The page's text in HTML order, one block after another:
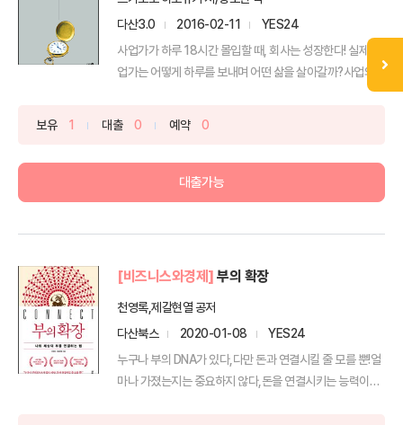
다산3.0
2016-02-11
YES24
사업가가 하루 18시간 몰입할 때, 회사는 성장한다! 실제 사
업가는 어떻게 하루를 보내며 어떤 삶을 살아갈까?사업의 ...
보유 1 대출 0 예약 0
대출가능
[비즈니스와경제] 부의 확장
천영록,제갈현열 공저
다산북스
2020-01-08
YES24
누구나 부의 DNA가 있다,다만 돈과 연결시킬 줄 모를 뿐!얼
마나 가졌는지는 중요하지 않다,돈을 연결시키는 능력이